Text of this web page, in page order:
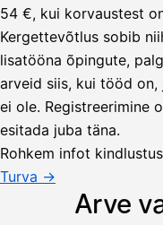
54 €, kui korvaustest
Kergettevõtlus sobib
lisatööna õpingute,
arveid siis, kui tööd
ei ole. Registreerimine
esitada juba täna.
Rohkem infot
Turva →
Arve